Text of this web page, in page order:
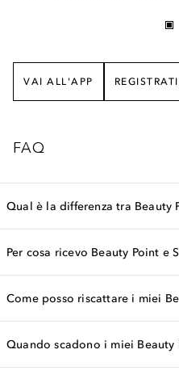
VAI ALL'APP
FAQ
Qual è la differenza tra Beauty
Per cosa ricevo Beauty Point e
Come posso riscattare i miei
Quando scadono i miei Beauty